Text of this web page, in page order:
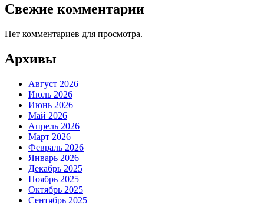
Свежие комментарии
Нет комментариев для просмотра.
Архивы
Август 2026
Июль 2026
Июнь 2026
Май 2026
Апрель 2026
Март 2026
Февраль 2026
Январь 2026
Декабрь 2025
Ноябрь 2025
Октябрь 2025
Сентябрь 2025